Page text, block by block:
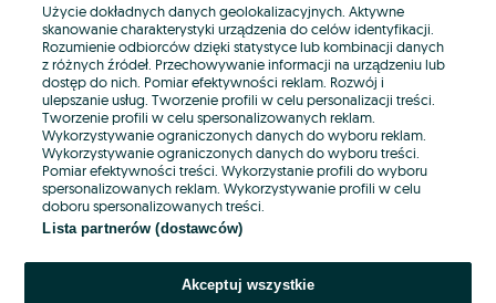
E-mail
Hasło
Nie pamiętasz hasła?
Użycie dokładnych danych geolokalizacyjnych. Aktywne
skanowanie charakterystyki urządzenia do celów identyfikacji.
Rozumienie odbiorców dzięki statystyce lub kombinacji danych
z różnych źródeł. Przechowywanie informacji na urządzeniu lub
dostęp do nich. Pomiar efektywności reklam. Rozwój i
ulepszanie usług. Tworzenie profili w celu personalizacji treści.
Tworzenie profili w celu spersonalizowanych reklam.
Wykorzystywanie ograniczonych danych do wyboru reklam.
Wykorzystywanie ograniczonych danych do wyboru treści.
Pomiar efektywności treści. Wykorzystanie profili do wyboru
spersonalizowanych reklam. Wykorzystywanie profili w celu
doboru spersonalizowanych treści.
Lista partnerów (dostawców)
Akceptuj wszystkie